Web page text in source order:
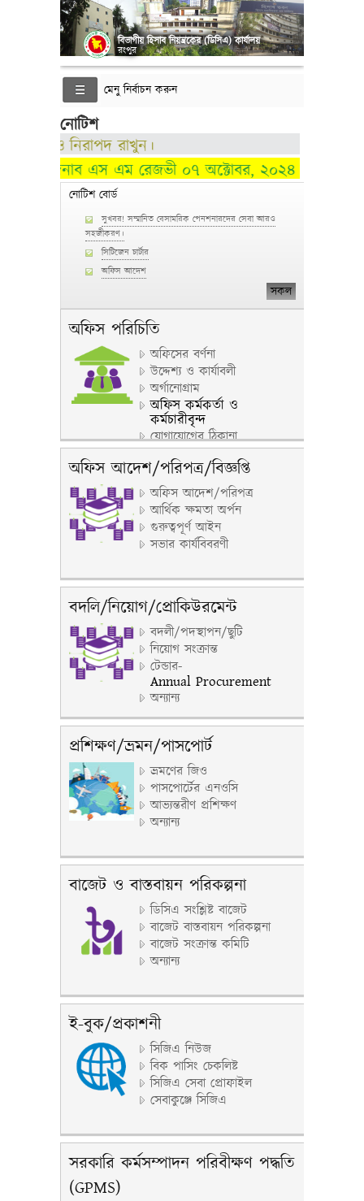
বিভাগীয় হিসাব নিয়ন্ত্রকের (ডিসিএ) কার্যালয়
রংপুর
মেনু নির্বাচন করুন
নোটিশ
নিরাপদ রাখুন।
জনাব এস এম রেজভী ০৭ অক্টোবর, ২০২৪ তারিখে হিসাব
নোটিশ বোর্ড
সুখবর! সম্মানিত বেসামরিক পেনশনারদের সেবা আরও
সহজীকরণ।
সিটিজেন চার্টার
অফিস আদেশ
সকল
অফিস পরিচিতি
অফিসের বর্ণনা
উদ্দেশ্য ও কার্যাবলী
অর্গানোগ্রাম
অফিস কর্মকর্তা ও
কর্মচারীবৃন্দ
যোগাযোগের ঠিকানা
অফিস আদেশ/পরিপত্র/বিজ্ঞপ্তি
অফিস আদেশ/পরিপত্র
আর্থিক ক্ষমতা অর্পন
গুরুত্বপূর্ণ আইন
সভার কার্যবিবরণী
বদলি/নিয়োগ/প্রোকিউরমেন্ট
বদলী/পদস্থাপন/ছুটি
নিয়োগ সংক্রান্ত
টেন্ডার-
Annual Procurement
অন্যান্য
প্রশিক্ষণ/ভ্রমন/পাসপোর্ট
ভ্রমণের জিও
পাসপোর্টের এনওসি
আভ্যন্তরীণ প্রশিক্ষণ
অন্যান্য
বাজেট ও বাস্তবায়ন পরিকল্পনা
ডিসিএ সংশ্লিষ্ট বাজেট
বাজেট বাস্তবায়ন পরিকল্পনা
বাজেট সংক্রান্ত কমিটি
অন্যান্য
ই-বুক/প্রকাশনী
সিজিএ নিউজ
বিক পাসিং চেকলিষ্ট
সিজিএ সেবা প্রোফাইল
সেবাকুঞ্জে সিজিএ
সরকারি কর্মসম্পাদন পরিবীক্ষণ পদ্ধতি
(GPMS)